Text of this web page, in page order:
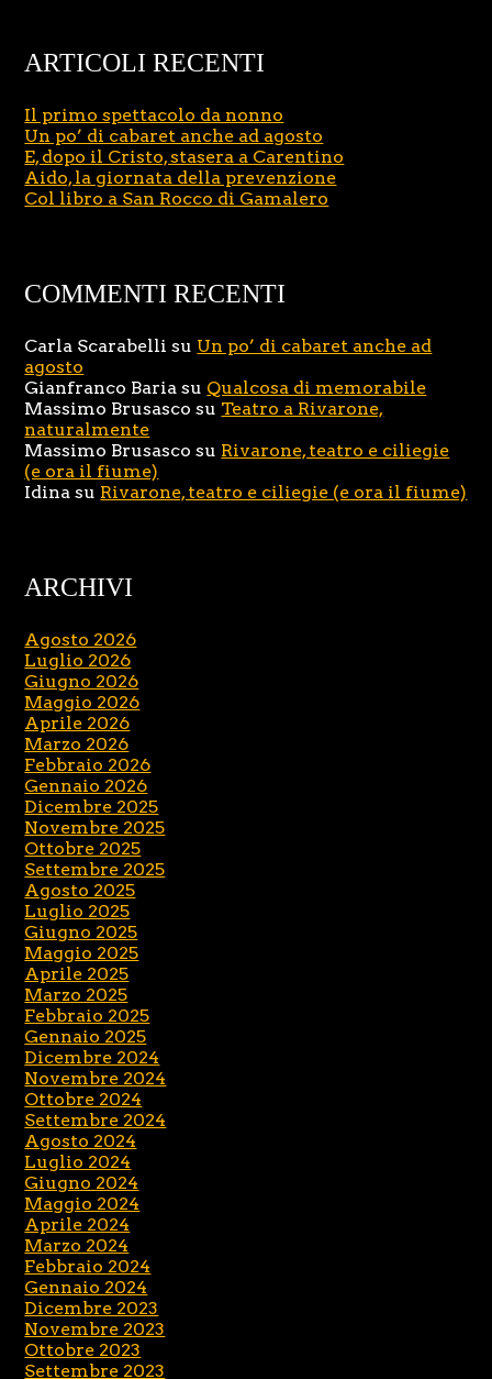
ARTICOLI RECENTI
Il primo spettacolo da nonno
Un po’ di cabaret anche ad agosto
E, dopo il Cristo, stasera a Carentino
Aido, la giornata della prevenzione
Col libro a San Rocco di Gamalero
COMMENTI RECENTI
Carla Scarabelli su Un po’ di cabaret anche ad
agosto
Gianfranco Baria su Qualcosa di memorabile
Massimo Brusasco su Teatro a Rivarone,
naturalmente
Massimo Brusasco su Rivarone, teatro e ciliegie
(e ora il fiume)
Idina su Rivarone, teatro e ciliegie (e ora il fiume)
ARCHIVI
Agosto 2026
Luglio 2026
Giugno 2026
Maggio 2026
Aprile 2026
Marzo 2026
Febbraio 2026
Gennaio 2026
Dicembre 2025
Novembre 2025
Ottobre 2025
Settembre 2025
Agosto 2025
Luglio 2025
Giugno 2025
Maggio 2025
Aprile 2025
Marzo 2025
Febbraio 2025
Gennaio 2025
Dicembre 2024
Novembre 2024
Ottobre 2024
Settembre 2024
Agosto 2024
Luglio 2024
Giugno 2024
Maggio 2024
Aprile 2024
Marzo 2024
Febbraio 2024
Gennaio 2024
Dicembre 2023
Novembre 2023
Ottobre 2023
Settembre 2023